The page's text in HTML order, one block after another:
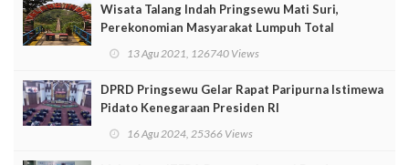
Wisata Talang Indah Pringsewu Mati Suri,
Perekonomian Masyarakat Lumpuh Total
13 Agu 2021, 126740 Views
DPRD Pringsewu Gelar Rapat Paripurna Istimewa
Pidato Kenegaraan Presiden RI
16 Agu 2024, 25366 Views